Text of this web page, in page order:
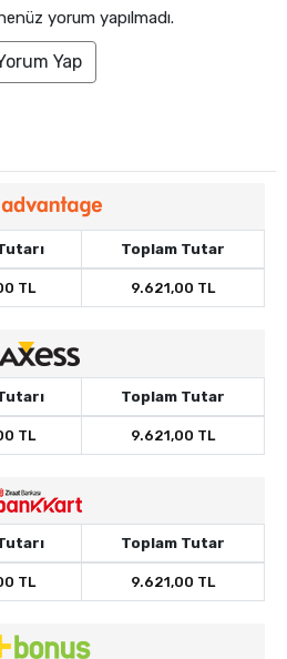
yorum yapılmadı.
Yap
Toplam Tutar
TL 9.621,00 TL
Toplam Tutar
TL 9.621,00 TL
Toplam Tutar
TL 9.621,00 TL